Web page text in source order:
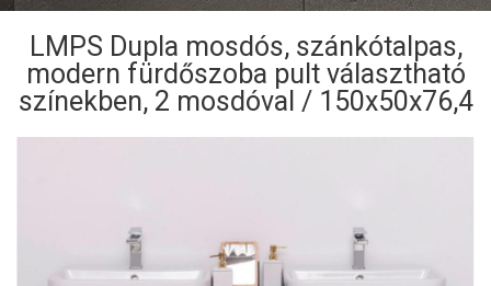
LMPS Dupla mosdós, szánkótalpas,
modern fürdőszoba pult választható
színekben, 2 mosdóval / 150x50x76,4